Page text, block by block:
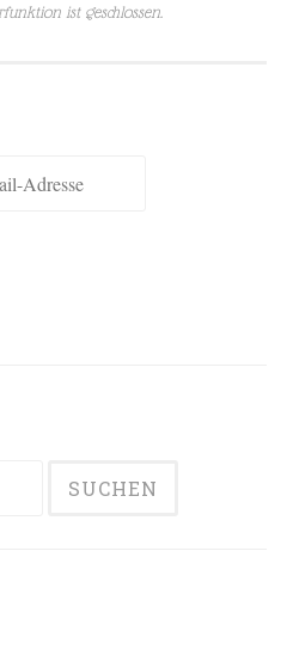
ist geschlossen.